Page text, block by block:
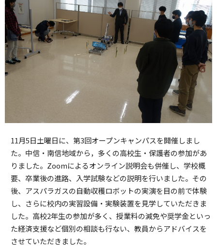
11月5日土曜日に、第3回オープンキャンパスを開催しまし
た。中信・南信地域から，多くの高校生・保護者の参加があ
りました。Zoomによるオンライン説明会も併催し、学校概
要、卒業後の進路、入学試験などの説明を行いました。その
後、アスパラガスの自動収穫ロボットの実演を目の前で体験
し、さらに校内の実習設備・実験装置を見学していただきま
した。高校2年生の参加が多く、授業料の減免や奨学金といっ
た経済支援など個別の相談も行ない、教員からアドバイスを
させていただきました。